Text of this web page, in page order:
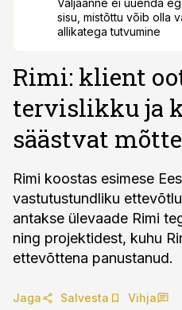
Väljaanne ei uuenda
sisu, mistõttu võib olla
allikatega tutvumine
Rimi: klient
tervislikku ja
säästvat
Rimi koostas esimese
vastutustundliku
antakse ülevaade Rimi
ning projektidest, kuhu
ettevõttena panustanud.
Jaga Salvesta Vihja